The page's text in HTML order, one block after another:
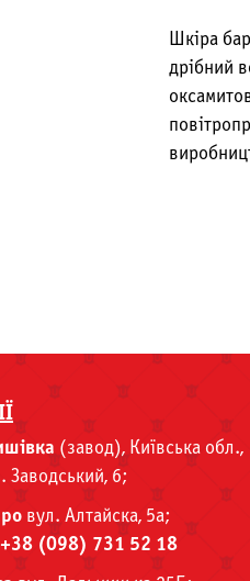
Шкіра
дрібний
(завод), Київська обл.,
Заводський, 6;
вул. Алтайска, 5а;
+38 (098) 731 52 18